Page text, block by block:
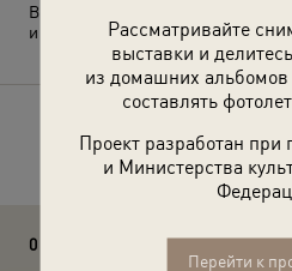
Рассматривайте
выставки и
из домашних
составлять
Проект разработан при
и Министерства
Перейти к
Выставки
и
«Зимние забавы»с этой
Расскажите
0 комментариев